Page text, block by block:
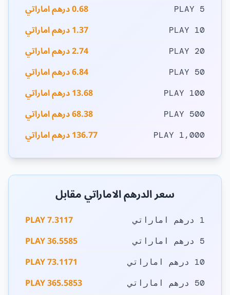
5 PLAY 0.68 درهم اماراتي
10 PLAY 1.37 درهم اماراتي
20 PLAY 2.74 درهم اماراتي
50 PLAY 6.84 درهم اماراتي
100 PLAY 13.68 درهم اماراتي
500 PLAY 68.38 درهم اماراتي
1,000 PLAY 136.77 درهم اماراتي
سعر الدرهم الاماراتي مقابل
1 درهم اماراتي 7.3117 PLAY
5 درهم اماراتي 36.5585 PLAY
10 درهم اماراتي 73.1171 PLAY
50 درهم اماراتي 365.5853 PLAY